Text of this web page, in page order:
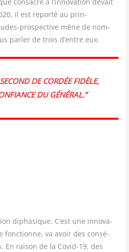
il est repor­té au prin­
pros­pec­tive mène de nom­
par­ler de trois d’entre eux.
SECOND DE COR­DÉE FIDÈLE,
DU GÉNÉRAL.”
dipha­sique. C’est une inno­va­
fonc­tionne, va avoir des consé­
rai­son de la Covid-19, des